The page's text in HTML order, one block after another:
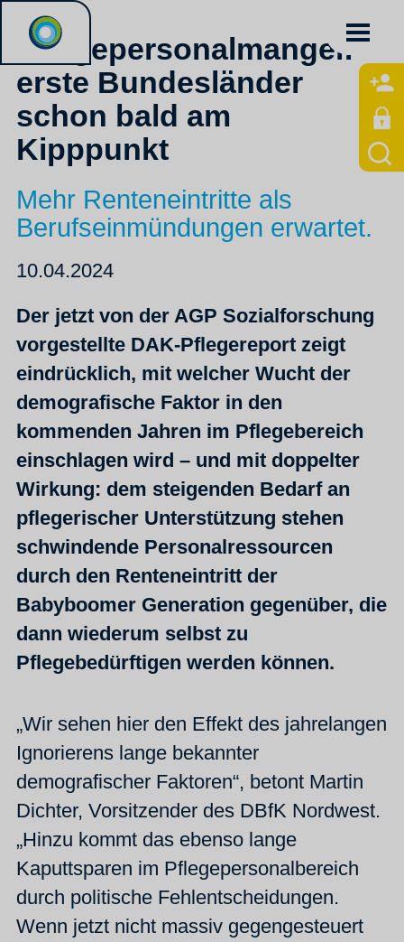
Pflegepersonalmangel:
erste Bundesländer
schon bald am
Kipppunkt
Mehr Renteneintritte als
Berufseinmündungen erwartet.
10.04.2024
Der jetzt von der AGP Sozialforschung
vorgestellte DAK-Pflegereport zeigt
eindrücklich, mit welcher Wucht der
demografische Faktor in den
kommenden Jahren im Pflegebereich
einschlagen wird – und mit doppelter
Wirkung: dem steigenden Bedarf an
pflegerischer Unterstützung stehen
schwindende Personalressourcen
durch den Renteneintritt der
Babyboomer Generation gegenüber, die
dann wiederum selbst zu
Pflegebedürftigen werden können.
„Wir sehen hier den Effekt des jahrelangen
Ignorierens lange bekannter
demografischer Faktoren“, betont Martin
Dichter, Vorsitzender des DBfK Nordwest.
„Hinzu kommt das ebenso lange
Kaputtsparen im Pflegepersonalbereich
durch politische Fehlentscheidungen.
Wenn jetzt nicht massiv gegengesteuert